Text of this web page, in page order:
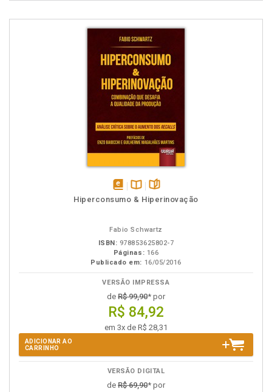
disponívelDisponível
páginas
Hiperconsumo & Hiperinovação
Fabio Schwartz
ISBN: 978853625802-7
Páginas: 166
Publicado em: 16/05/2016
VERSÃO IMPRESSA
de R$ 99,90* por
R$ 84,92
em 3x de R$ 28,31
ADICIONAR AO
CARRINHO
VERSÃO DIGITAL
de R$ 69,90* por